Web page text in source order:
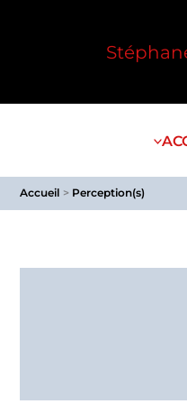
Accueil Perception(s)